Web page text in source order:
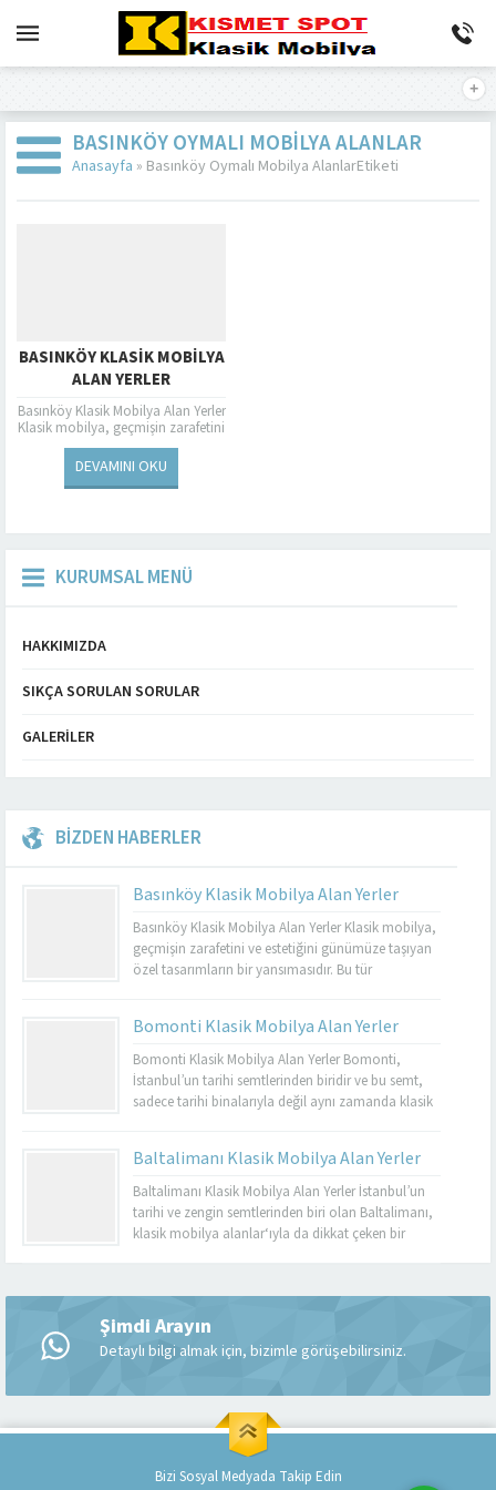
BASINKÖY OYMALI MOBILYA ALANLAR
Anasayfa » Basınköy Oymalı Mobilya AlanlarEtiketi
BASINKÖY KLASIK MOBILYA
ALAN YERLER
Basınköy Klasik Mobilya Alan Yerler
Klasik mobilya, geçmişin zarafetini
ve estetiğini günümüze taşıyan
özel tasarımların bir yansımasıdır.
DEVAMINI OKU
KURUMSAL MENÜ
HAKKIMIZDA
SIKÇA SORULAN SORULAR
GALERILER
BİZDEN HABERLER
Basınköy Klasik Mobilya Alan Yerler
Basınköy Klasik Mobilya Alan Yerler Klasik mobilya,
geçmişin zarafetini ve estetiğini günümüze taşıyan
özel tasarımların bir yansımasıdır. Bu tür
mobilya alan yerler, bu tür özel parçaları
değerlendirmek isteyenler için mükemmel bir
seçenektir. Eğer siz de eski mobilyalarınızı satmayı...
Bomonti Klasik Mobilya Alan Yerler
Bomonti Klasik Mobilya Alan Yerler Bomonti,
İstanbul’un tarihi semtlerinden biridir ve bu semt,
sadece tarihi binalarıyla değil aynı zamanda klasik
bir semt olup, bu semtte klasik mobilyaları sevenler
için birçok seçenek sunmaktadır. Bomonti klasik
mobilya...
Baltalimanı Klasik Mobilya Alan Yerler
Baltalimanı Klasik Mobilya Alan Yerler İstanbul’un
tarihi ve zengin semtlerinden biri olan Baltalimanı,
klasik mobilya alanlar‘ıyla da dikkat çeken bir
mobilya ürünlerini bulabileceğiniz birçok
mağazaya ev sahipliği yapmaktadır. Bu makalede,
Baltalimanı klasik mobilya alan yerler hakkında...
Şimdi Arayın
Detaylı bilgi almak için, bizimle görüşebilirsiniz.
Bizi Sosyal Medyada Takip Edin
Cevap Yaz